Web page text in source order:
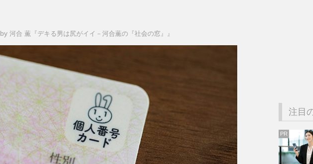
by河合 薫『デキる男は尻がイイ－河合薫の『社会の窓』』
注目
PR